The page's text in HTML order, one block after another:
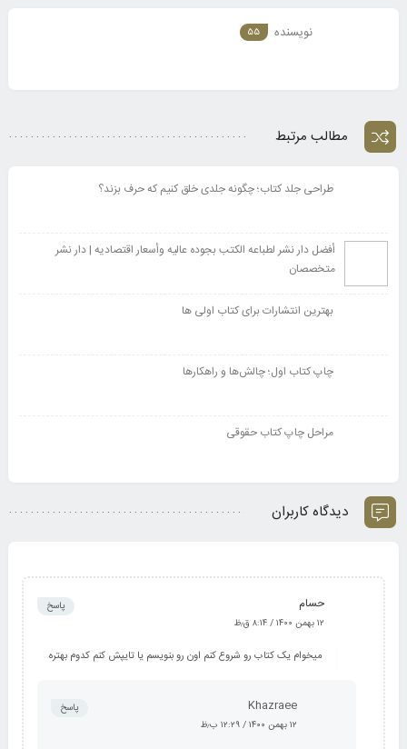
نویسنده 55
مطالب مرتبط
طراحی جلد کتاب؛ چگونه جلدی خلق کنیم که حرف بزند؟
أفضل دار نشر لطباعه الکتب بجوده عالیه وأسعار اقتصادیه | دار نشر
متخصصان
بهترین انتشارات برای کتاب اولی ها
چاپ کتاب اول؛ چالش‌ها و راهکارها
مراحل چاپ کتاب حقوقی
دیدگاه کاربران
حسام
۱۲ بهمن ۱۴۰۰ / ۸:۱۴ ق٫ظ
پاسخ
میخوام یک کتاب رو شروع کنم اون رو بنویسم یا تایپش کنم کدوم بهتره
Khazraee
۱۲ بهمن ۱۴۰۰ / ۱۲:۲۹ ب٫ظ
پاسخ